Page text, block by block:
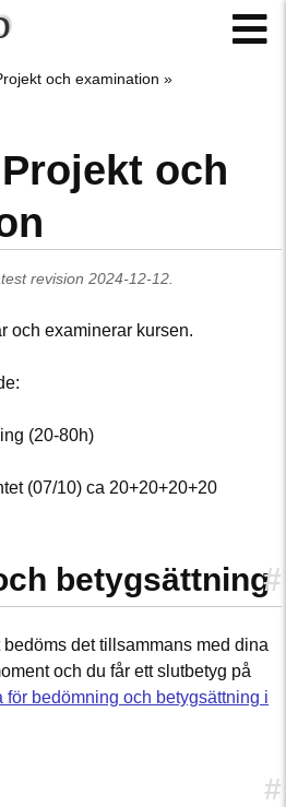
och examination
och
revision2024-12-12
och examinerar kursen.
(20-80h)
(07/10) ca 20+20+20+20
#
betygsättning
det tillsammans med dina
och du får ett slutbetyg på
för bedömning och betygsättning i
#